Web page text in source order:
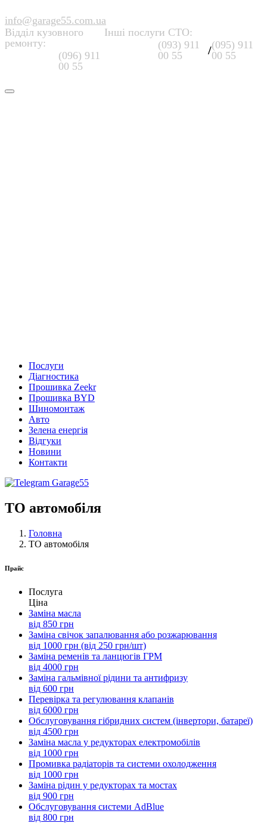
info@garage55.com.ua
Відділ кузовного
ремонту:
(096) 911
00 55
Інші послуги СТО:
(093) 911
00 55
/(095) 911
00 55
Послуги
Діагностика
Прошивка Zeekr
Прошивка BYD
Шиномонтаж
Авто
Зелена енергія
Відгуки
Новини
Контакти
ТО автомобіля
Головна
ТО автомобіля
Прайс
Послуга
Ціна
Заміна масла
від 850 грн
Заміна свічок запалювання або розжарювання
від 1000 грн (від 250 грн/шт)
Заміна ременів та ланцюгів ГРМ
від 4000 грн
Заміна гальмівної рідини та антифризу
від 600 грн
Перевірка та регулювання клапанів
від 6000 грн
Обслуговування гібридних систем (інвертори, батареї)
від 4500 грн
Заміна масла у редукторах електромобілів
від 1000 грн
Промивка радіаторів та системи охолодження
від 1000 грн
Заміна рідин у редукторах та мостах
від 900 грн
Обслуговування системи AdBlue
від 800 грн